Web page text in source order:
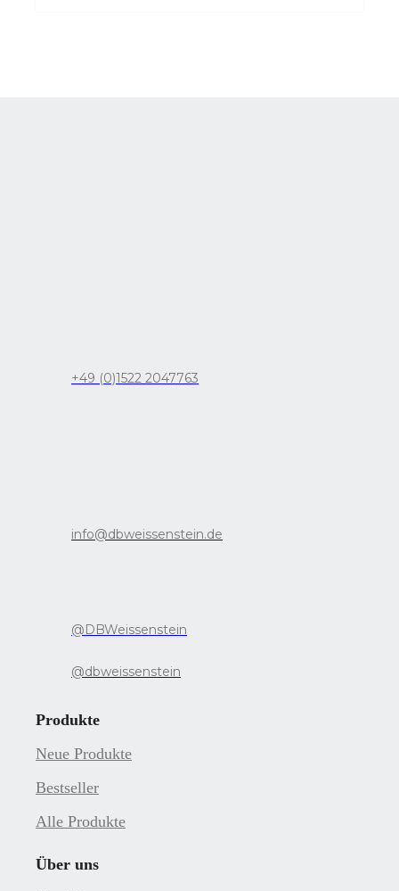
+49 (0)1522 2047763
info@dbweissenstein.de
@DBWeissenstein
@dbweissenstein
Produkte
Neue Produkte
Bestseller
Alle Produkte
Über uns